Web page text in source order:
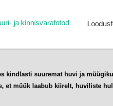
ja kinnisvarafotod
kindlasti suuremat huvi ja
et müük laabub kiirelt, huviliste